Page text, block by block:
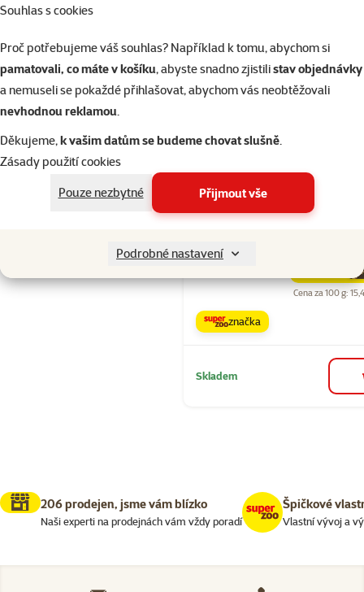
Souhlas s cookies
Proč potřebujeme váš souhlas? Například k tomu, abychom si
pamatovali, co máte v košíku, abyste snadno zjistilistav objednávky
a nemuseli se pokaždé přihlašovat, abychom vás neobtěžovali
nevhodnou reklamou.
Děkujeme,k vašim datům se budeme chovat slušně.
Zásady použití cookies
Pouze nezbytné
Přijmout vše
Podrobné nastavení
Skladem
Sensitive,
acid
family
Cena za 100 g:
značka
Skladem
206 prodejen, jsme vám blízko
Naši experti na prodejnách vám vždy poradí
Špičkové
Vlastní vývoj a